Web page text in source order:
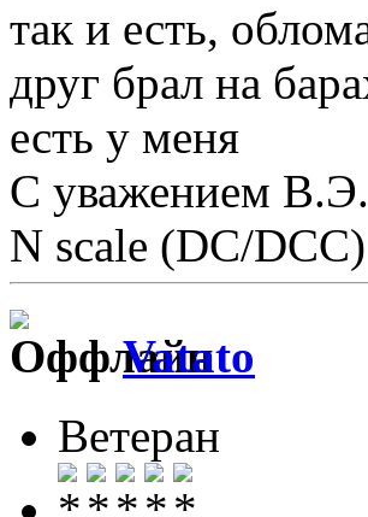
так и есть,
друг брал на
есть у меня
С уважением В.Э.
N scale (DC/
Vatato
Ветеран